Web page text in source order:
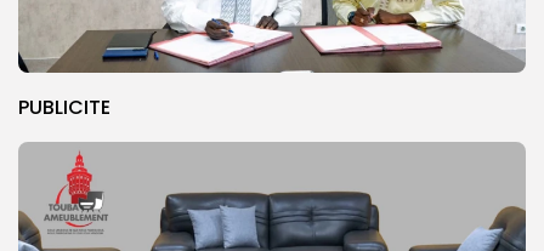
PUBLICITE